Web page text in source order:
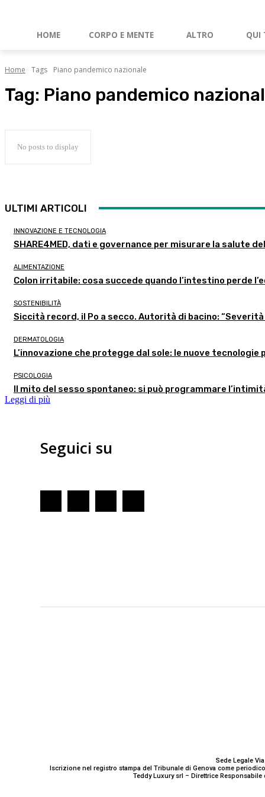
HOME CORPO E MENTE ALTRO QUI
Home Tags Piano pandemico nazionale
Tag: Piano pandemico
No posts to display
ULTIMI ARTICOLI
INNOVAZIONE E TECNOLOGIA
SHARE4MED, dati e governance per misurare la salute
ALIMENTAZIONE
Colon irritabile: cosa succede quando l’intestino perde
SOSTENIBILITÀ
Siccità record, il Po a secco. Autorità di bacino:
DERMATOLOGIA
L’innovazione che protegge dal sole: le nuove tecnologie
PSICOLOGIA
Il mito del sesso spontaneo: si può programmare
Leggi di più
Seguici su
Sede Legale
Iscrizione nel registro stampa del Tribunale di Genova come
Teddy Luxury srl – Direttrice Responsabile